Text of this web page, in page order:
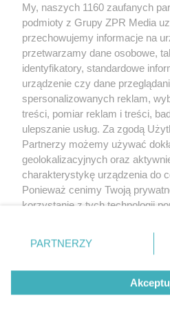
Żaden utwór zamieszczony w serwisie
rozpowszechniany lub dalej
tym także elektroniczny lub
eksploatacji w jakiejkolwiek formie,
bez pisemnej zgody właściciela praw.
wykorzystanie utworów w całości lub w
bez właściwej zgody, jest zabronione
prawnie.
O nas
My, naszych 1160 zaufanych
podmioty z Grupy ZPR Media
przechowujemy informacje na
przetwarzamy dane osobowe,
identyfikatory, standardowe
urządzenie czy dane
spersonalizowanych reklam,
treści, pomiar reklam i treści,
ulepszanie usług. Za zgodą
Partnerzy możemy używać
geolokalizacyjnych oraz
charakterystykę urządzenia do
Ponieważ cenimy Twoją
korzystanie z tych technologii
zmienić/wycofać klikając
znajdujący się w lewym dolnym
rodzaje przetwarzania danych
użytkownika, ale masz prawo
przetwarzaniu. Preferencje
PARTNERZY